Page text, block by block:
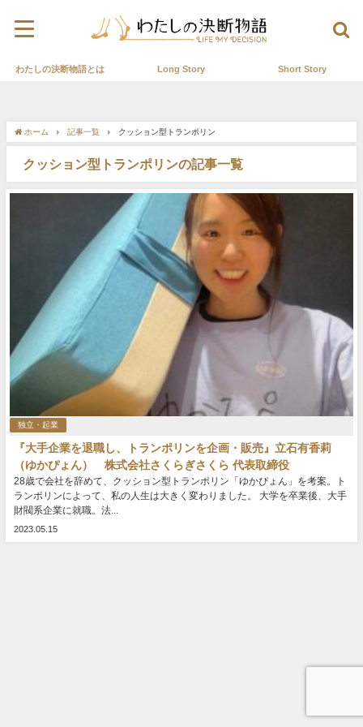
わたしの決断物語とは Long Story Short Story
ホーム 記事一覧 クッション型トランポリン
クッション型トランポリンの記事一覧
独立・起業
『大手企業を退職し、トランポリンを企画・販売』立石有香莉
（ゆかぴょん） 株式会社さくらぎさくら 代表取締役
28歳で会社を辞めて、クッション型トランポリン「ゆかぴょん」を考案。ト
ランポリンによって、私の人生は大きく変わりました。 大学を卒業後、大手
財閥系企業に就職。法...
2023.05.15